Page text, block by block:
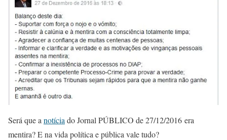
Será que a notícia do Jornal PÚBLICO de 27/12/2016 era
mentira? E na vida política e pública vale tudo?